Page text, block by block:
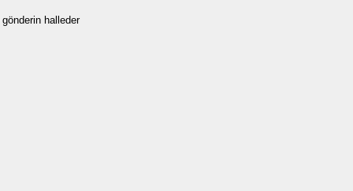
halleder